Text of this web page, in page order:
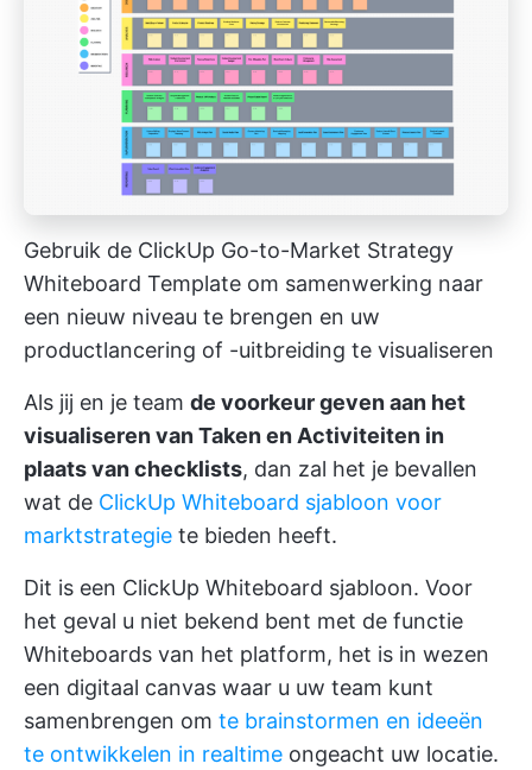
Gebruik de ClickUp Go-to-Market Strategy
Whiteboard Template om samenwerking naar
een nieuw niveau te brengen en uw
productlancering of -uitbreiding te visualiseren
Als jij en je team de voorkeur geven aan het
visualiseren van Taken en Activiteiten in
plaats van checklists, dan zal het je bevallen
wat de ClickUp Whiteboard sjabloon voor
marktstrategie te bieden heeft.
Dit is een ClickUp Whiteboard sjabloon. Voor
het geval u niet bekend bent met de functie
Whiteboards van het platform, het is in wezen
een digitaal canvas waar u uw team kunt
samenbrengen om te brainstormen en ideeën
te ontwikkelen in realtime ongeacht uw locatie.